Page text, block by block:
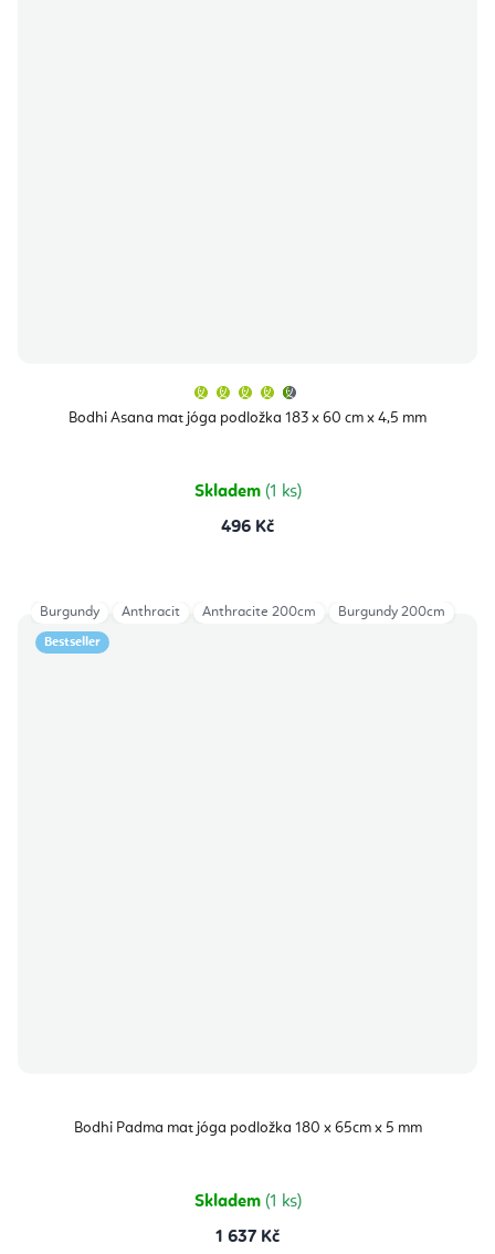
Bodhi Asana mat jóga podložka 183 x 60 cm x 4,5 mm
produktu
je
Skladem (1 ks)
496 Kč
Bestseller
Bodhi Padma mat jóga podložka 180 x 65cm x 5 mm
Skladem (1 ks)
1 637 Kč
Burgundy Anthracit Anthracite 200cm Burgundy 200cm